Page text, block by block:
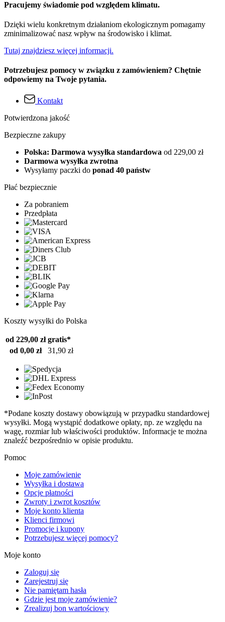
Pracujemy świadomie pod względem klimatu.
Dzięki wielu konkretnym działaniom ekologicznym pomagamy
zminimalizować nasz wpływ na środowisko i klimat.
Tutaj znajdziesz więcej informacji.
Potrzebujesz pomocy w związku z zamówieniem? Chętnie
odpowiemy na Twoje pytania.
Kontakt
Potwierdzona jakość
Bezpieczne zakupy
Polska: Darmowa wysyłka standardowa od 229,00 zł
Darmowa wysyłka zwrotna
Wysyłamy paczki do ponad 40 państw
Płać bezpiecznie
Za pobraniem
Przedpłata
Koszty wysyłki do Polska
od 229,00 zł gratis*
od 0,00 zł
31,90 zł
*Podane koszty dostawy obowiązują w przypadku standardowej
wysyłki. Mogą wystąpić dodatkowe opłaty, np. ze względu na
wagę, rozmiar lub właściwości produktów. Informacje te można
znaleźć bezpośrednio w opisie produktu.
Pomoc
Moje zamówienie
Wysyłka i dostawa
Opcje płatności
Zwroty i zwrot kosztów
Moje konto klienta
Klienci firmowi
Promocje i kupony
Potrzebujesz więcej pomocy?
Moje konto
Zaloguj się
Zarejestruj się
Nie pamiętam hasła
Gdzie jest moje zamówienie?
Zrealizuj bon wartościowy